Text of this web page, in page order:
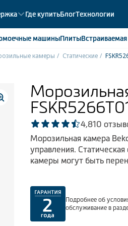
Где купитьБлогТехнологии
машиныПлитыВстраиваемая
камеры Статические
4,810
Морозильная камера
управления.
камеры могут быть
Подробнее об
обслуживание в